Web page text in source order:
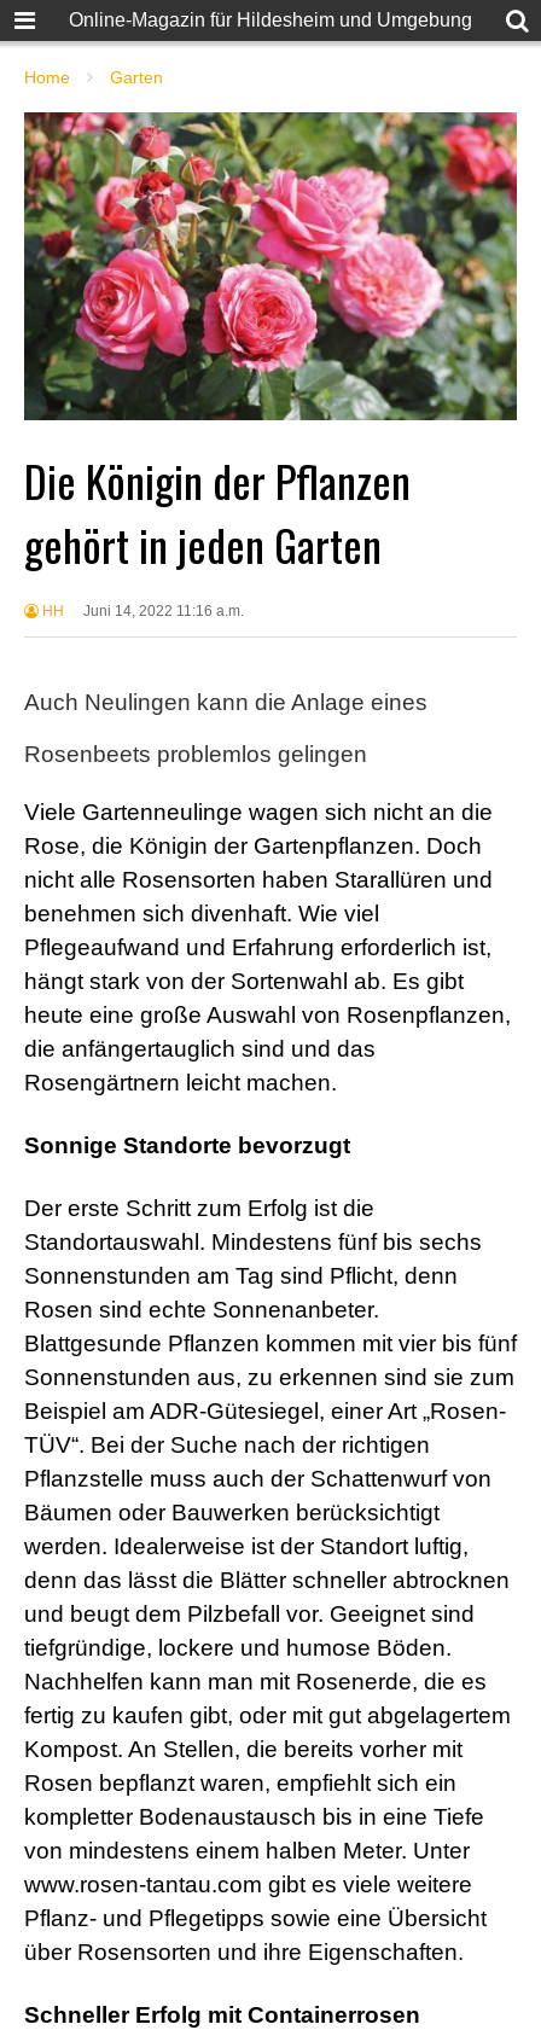
Online-Magazin für Hildesheim und Umgebung
Home Garten
Die Königin der Pflanzen
gehört in jeden Garten
HH Juni 14, 2022 11:16 a.m.
Auch Neulingen kann die Anlage eines
Rosenbeets problemlos gelingen
Viele Gartenneulinge wagen sich nicht an die
Rose, die Königin der Gartenpflanzen. Doch
nicht alle Rosensorten haben Starallüren und
benehmen sich divenhaft. Wie viel
Pflegeaufwand und Erfahrung erforderlich ist,
hängt stark von der Sortenwahl ab. Es gibt
heute eine große Auswahl von Rosenpflanzen,
die anfängertauglich sind und das
Rosengärtnern leicht machen.
Sonnige Standorte bevorzugt
Der erste Schritt zum Erfolg ist die
Standortauswahl. Mindestens fünf bis sechs
Sonnenstunden am Tag sind Pflicht, denn
Rosen sind echte Sonnenanbeter.
Blattgesunde Pflanzen kommen mit vier bis fünf
Sonnenstunden aus, zu erkennen sind sie zum
Beispiel am ADR-Gütesiegel, einer Art „Rosen-
TÜV“. Bei der Suche nach der richtigen
Pflanzstelle muss auch der Schattenwurf von
Bäumen oder Bauwerken berücksichtigt
werden. Idealerweise ist der Standort luftig,
denn das lässt die Blätter schneller abtrocknen
und beugt dem Pilzbefall vor. Geeignet sind
tiefgründige, lockere und humose Böden.
Nachhelfen kann man mit Rosenerde, die es
fertig zu kaufen gibt, oder mit gut abgelagertem
Kompost. An Stellen, die bereits vorher mit
Rosen bepflanzt waren, empfiehlt sich ein
kompletter Bodenaustausch bis in eine Tiefe
von mindestens einem halben Meter. Unter
www.rosen-tantau.com gibt es viele weitere
Pflanz- und Pflegetipps sowie eine Übersicht
über Rosensorten und ihre Eigenschaften.
Schneller Erfolg mit Containerrosen